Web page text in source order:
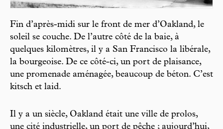
Fin d’après-midi sur le front de mer d’Oakland, le
soleil se couche. De l’autre côté de la baie, à
quelques kilomètres, il y a San Francisco la libérale,
la bourgeoise. De ce côté-ci, un port de plaisance,
une promenade aménagée, beaucoup de béton. C’est
kitsch et laid.
Il y a un siècle, Oakland était une ville de prolos,
une cité industrielle, un port de pêche ; aujourd’hui,